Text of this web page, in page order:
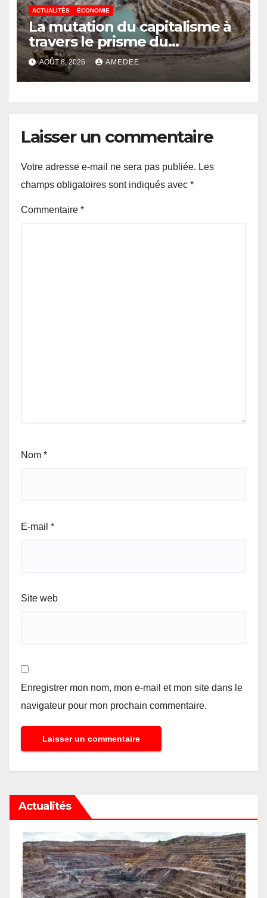
ACTUALITÉS ÉCONOMIE
La mutation du capitalisme à
travers le prisme du
Continuisme : de l’économie
de l’extraction à l’économie
de la continuité
AOÛT 8, 2026 AMEDEE
Laisser un commentaire
Votre adresse e-mail ne sera pas publiée. Les
champs obligatoires sont indiqués avec *
Commentaire *
Nom *
E-mail *
Site web
Enregistrer mon nom, mon e-mail et mon site dans le
navigateur pour mon prochain commentaire.
Actualités